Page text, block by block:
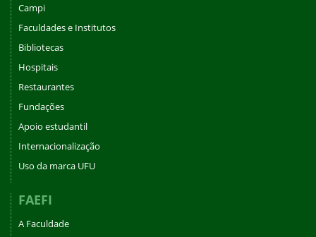
Campi
Faculdades e Institutos
Bibliotecas
Hospitais
Restaurantes
Fundações
Apoio estudantil
Internacionalização
Uso da marca UFU
FAEFI
A Faculdade